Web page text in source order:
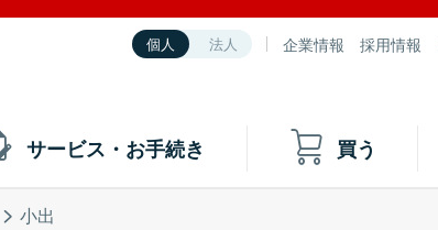
個人 法人 企業情報 採用情報
サービス・お手続き 買う
小出